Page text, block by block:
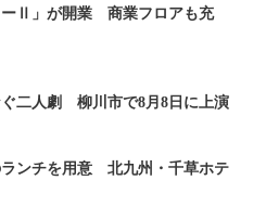
ーⅡ」が開業 商業フロアも充
ぐ二人劇 柳川市で8月8日に上演
ランチを用意 北九州・千草ホテ